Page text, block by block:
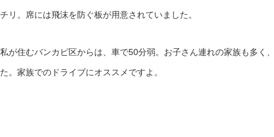
チリ。席には飛沫を防ぐ板が用意されていました。
私が住むバンカピ区からは、車で50分弱。お子さん連れの家族も多く
た。家族でのドライブにオススメですよ。